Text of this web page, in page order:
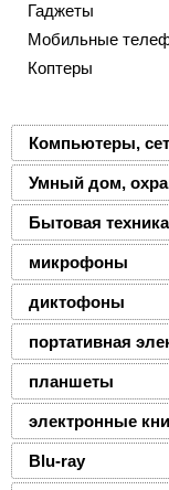
Гаджеты
Мобильные
Коптеры
Компьютеры,
Умный дом,
Бытовая техника
микрофоны
диктофоны
портативная
планшеты
электронные
Blu-ray